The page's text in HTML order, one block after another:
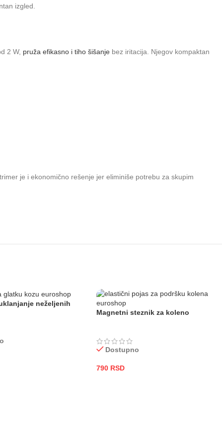
izgled.
2 W, pruža efikasno i tiho šišanje bez iritacija. Njegov kompaktan
je i ekonomično rešenje jer eliminiše potrebu za skupim
neželjenih
Magnetni steznik za koleno
Dostupno
790 RSD